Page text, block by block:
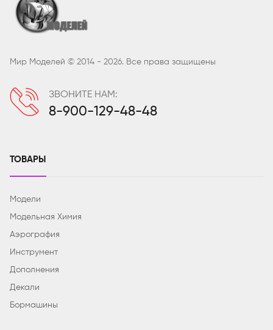
Мир Моделей © 2014 - 2026. Все права защищены
ЗВОНИТЕ НАМ:
8-900-129-48-48
ТОВАРЫ
Модели
Модельная Химия
Аэрография
Инструмент
Дополнения
Декали
Бормашины